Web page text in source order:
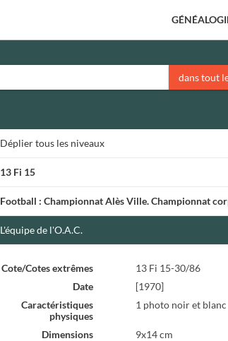
dans tout
Dépliertous les niveaux
13 Fi 15
Football : Championnat Alès Ville. Championnat
L'équipe de l'O.A.C.
Cote/Cotes extrêmes
13 Fi 15-30/86
Date
[1970]
Caractéristiques
physiques
1 photo noir et blanc
Dimensions 9x14 cm